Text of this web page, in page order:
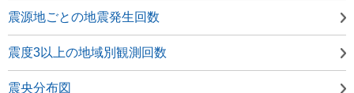
震源地ごとの地震発生回数
震度3以上の地域別観測回数
震央分布図